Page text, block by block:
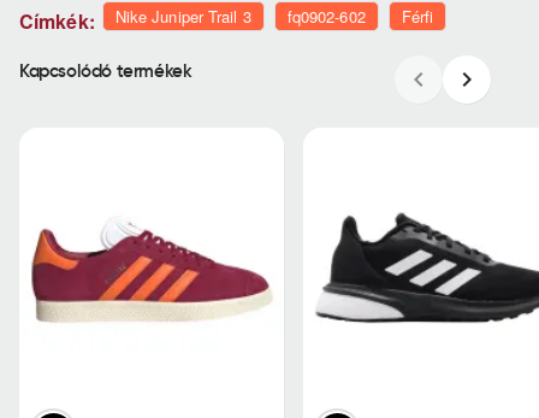
Címkék: Nike Juniper Trail 3 fq0902-602 Férfi
Kapcsolódó termékek